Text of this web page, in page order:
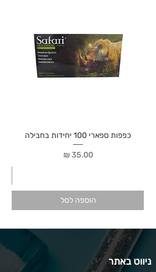
כפפות ספארי 100 יחידות בחבילה
מחיר‏35.00 ‏₪
הוספה לסל
ניווט באתר